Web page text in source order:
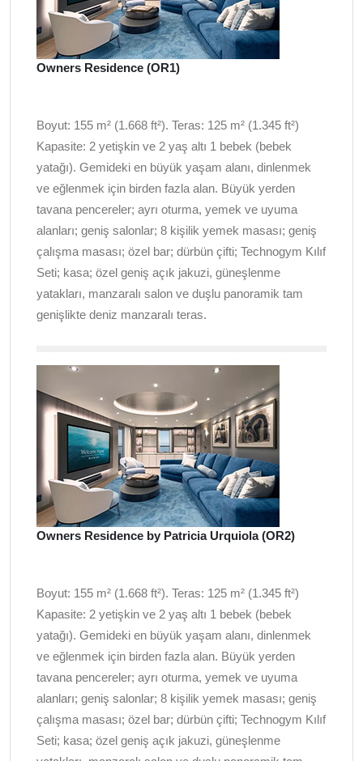
Owners Residence (OR1)
Boyut: 155 m² (1.668 ft²). Teras: 125 m² (1.345 ft²)
Kapasite: 2 yetişkin ve 2 yaş altı 1 bebek (bebek
yatağı). Gemideki en büyük yaşam alanı, dinlenmek
ve eğlenmek için birden fazla alan. Büyük yerden
tavana pencereler; ayrı oturma, yemek ve uyuma
alanları; geniş salonlar; 8 kişilik yemek masası; geniş
çalışma masası; özel bar; dürbün çifti; Technogym Kılıf
Seti; kasa; özel geniş açık jakuzi, güneşlenme
yatakları, manzaralı salon ve duşlu panoramik tam
genişlikte deniz manzaralı teras.
Owners Residence by Patricia Urquiola (OR2)
Boyut: 155 m² (1.668 ft²). Teras: 125 m² (1.345 ft²)
Kapasite: 2 yetişkin ve 2 yaş altı 1 bebek (bebek
yatağı). Gemideki en büyük yaşam alanı, dinlenmek
ve eğlenmek için birden fazla alan. Büyük yerden
tavana pencereler; ayrı oturma, yemek ve uyuma
alanları; geniş salonlar; 8 kişilik yemek masası; geniş
çalışma masası; özel bar; dürbün çifti; Technogym Kılıf
Seti; kasa; özel geniş açık jakuzi, güneşlenme